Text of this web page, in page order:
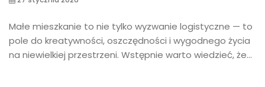
Małe mieszkanie to nie tylko wyzwanie logistyczne — to
pole do kreatywności, oszczędności i wygodnego życia
na niewielkiej przestrzeni. Wstępnie warto wiedzieć, że...